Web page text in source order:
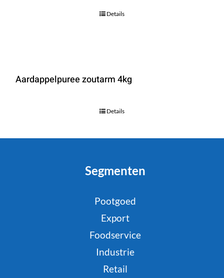
Details
Aardappelpuree zoutarm 4kg
Details
Segmenten
Pootgoed
Export
Foodservice
Industrie
Retail